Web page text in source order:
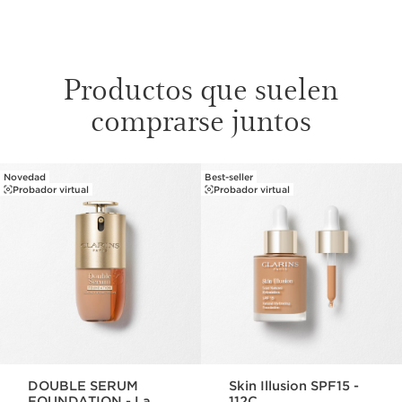
Productos que suelen
comprarse juntos
IR AL CONTENIDO
Novedad
Probador virtual
DOUBLE SERUM
Best-seller
Probador virtual
Skin Illusion SPF15 -